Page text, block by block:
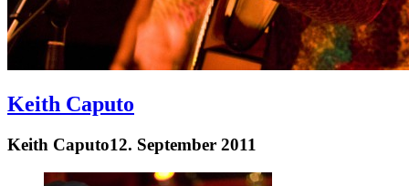
Keith Caputo
Keith Caputo12. September 2011